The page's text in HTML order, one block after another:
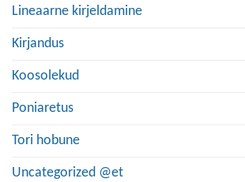
Lineaarne kirjeldamine
Kirjandus
Koosolekud
Poniaretus
Tori hobune
Uncategorized @et